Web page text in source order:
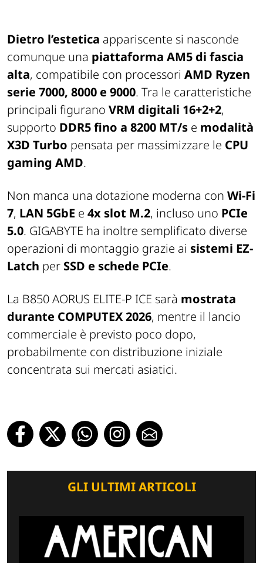
Dietro l’estetica appariscente si nasconde
comunque una piattaforma AM5 di fascia
alta, compatibile con processori AMD Ryzen
serie 7000, 8000 e 9000. Tra le caratteristiche
principali figurano VRM digitali 16+2+2,
supporto DDR5 fino a 8200 MT/s e modalità
X3D Turbo pensata per massimizzare le CPU
gaming AMD.
Non manca una dotazione moderna con Wi-Fi
7, LAN 5GbE e 4x slot M.2, incluso uno PCIe
5.0. GIGABYTE ha inoltre semplificato diverse
operazioni di montaggio grazie ai sistemi EZ-
Latch per SSD e schede PCIe.
La B850 AORUS ELITE-P ICE sarà mostrata
durante COMPUTEX 2026, mentre il lancio
commerciale è previsto poco dopo,
probabilmente con distribuzione iniziale
concentrata sui mercati asiatici.
GLI ULTIMI ARTICOLI